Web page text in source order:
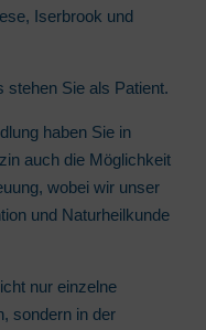
Iserbrook und
stehen Sie als Patient.
haben Sie in
auch die Möglichkeit
wobei wir unser
und Naturheilkunde
nur einzelne
sondern in der